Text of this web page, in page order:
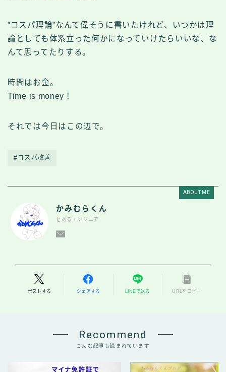
”コスパ理論”なんて偉そうに書いたけれど、いつかは理
論としても体系立った何かになっていけたらいいな、な
んて思ってたりする。
時間はお金。
Time is money！
それでは今日はこの辺で。
#コスパ改善
ABOUT ME
かみむらくん
とあるエンジニア
ポストする シェアする LINEで送る URLをコピー
Recommend
こんな記事も読まれています